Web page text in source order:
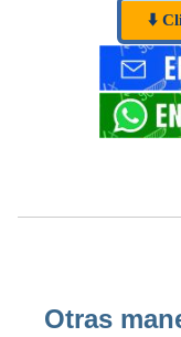
⬇️
Otras